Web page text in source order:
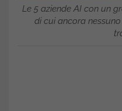
Le 5 aziende AI con un
di cui ancora